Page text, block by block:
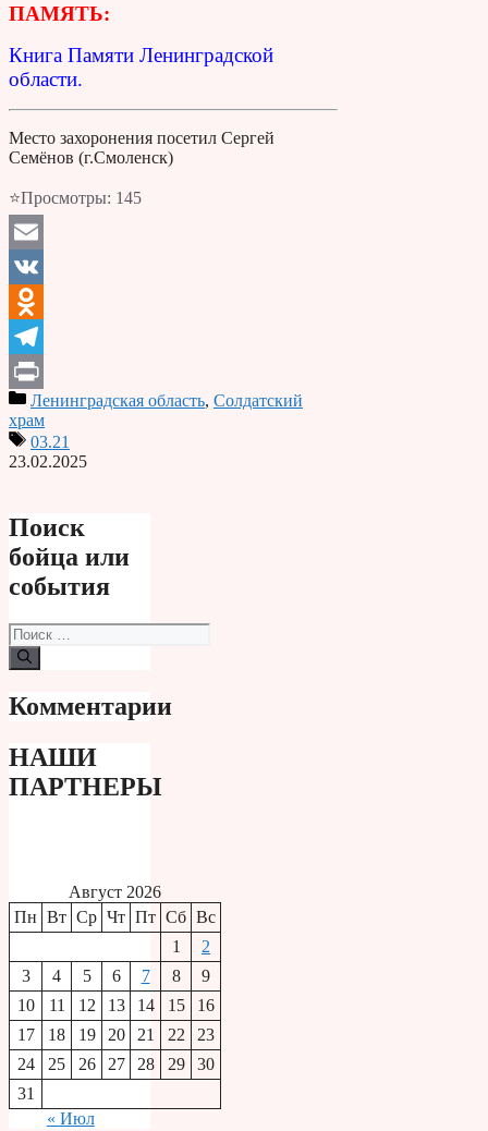
ПАМЯТЬ:
Книга Памяти Ленинградской
области.
Место захоронения посетил Сергей
Семёнов (г.Смоленск)
⭐Просмотры: 145
Email
VK
Odnoklassniki
Telegram
PrintЛенинградская область, Солдатский
храм
03.21
23.02.2025
Поиск
бойца или
события
Поиск:
Комментарии
НАШИ
ПАРТНЕРЫ
Август 2026
Пн Вт Ср Чт Пт Сб Вс
1
2
3
4 5 6 7 8
9
10
11 12 13 14 15
16
17
18 19 20 21 22
23
24
25 26 27 28 29
30
31
« Июл